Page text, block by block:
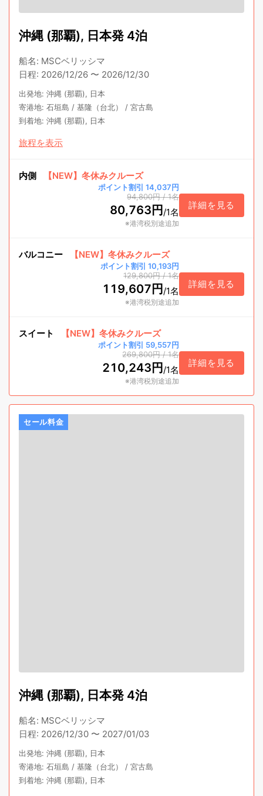
沖縄 (那覇), 日本発 4泊
船名: MSCベリッシマ
日程: 2026/12/26 〜 2026/12/30
出発地: 沖縄 (那覇), 日本
寄港地: 石垣島 / 基隆（台北） / 宮古島
到着地: 沖縄 (那覇), 日本
旅程を表示
内側 【NEW】冬休みクルーズ
ポイント割引 14,037円
94,800円 /1名
80,763円/1名
※港湾税別途追加
詳細を見る
バルコニー 【NEW】冬休みクルーズ
ポイント割引 10,193円
129,800円 /1名
119,607円/1名
※港湾税別途追加
詳細を見る
スイート 【NEW】冬休みクルーズ
ポイント割引 59,557円
269,800円 /1名
210,243円/1名
※港湾税別途追加
詳細を見る
セール料金
沖縄 (那覇), 日本発 4泊
船名: MSCベリッシマ
日程: 2026/12/30 〜 2027/01/03
出発地: 沖縄 (那覇), 日本
寄港地: 石垣島 / 基隆（台北） / 宮古島
到着地: 沖縄 (那覇), 日本